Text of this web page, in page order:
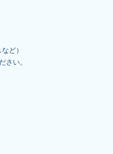
ど）
さい。